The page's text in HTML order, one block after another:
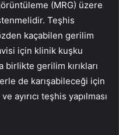
(MRG) üzere
Teşhis
kaçabilen gerilim
için klinik kuşku
birlikte gerilim kırıkları
de karışabileceği için
ayırıcı teşhis yapılması